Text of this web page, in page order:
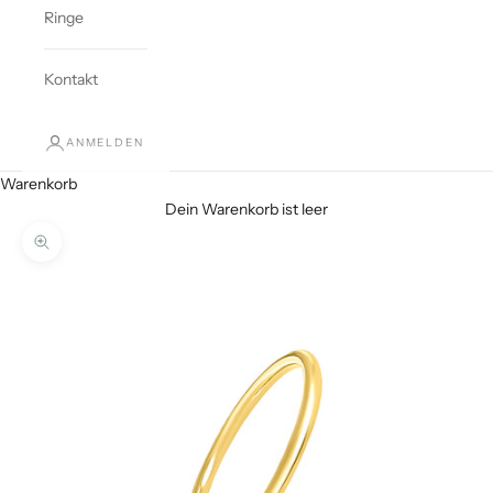
Ringe
Kontakt
ANMELDEN
Warenkorb
Dein Warenkorb ist leer
Bild vergrößern